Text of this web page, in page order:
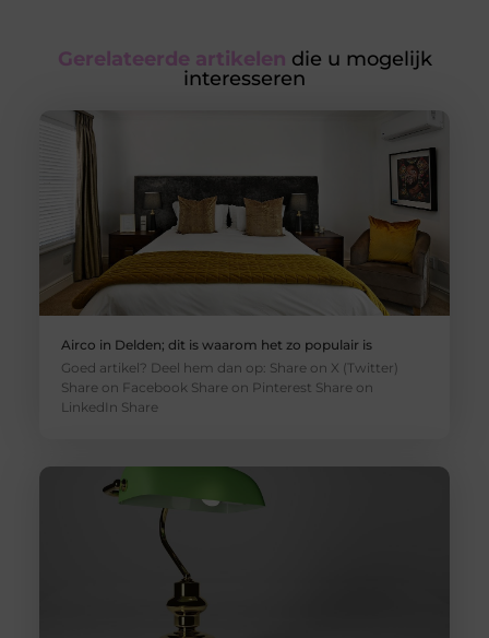
Gerelateerde artikelen die u mogelijk
interesseren
Airco in Delden; dit is waarom het zo populair is
Goed artikel? Deel hem dan op: Share on X (Twitter)
Share on Facebook Share on Pinterest Share on
LinkedIn Share